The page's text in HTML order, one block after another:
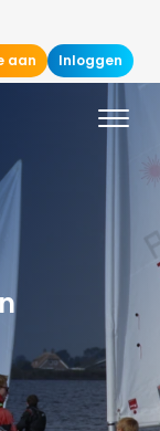
aan Inloggen